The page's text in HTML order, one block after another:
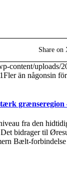
Share on
content/uploads/
Fler än någonsin
fra den
bidrager til
Bælt-